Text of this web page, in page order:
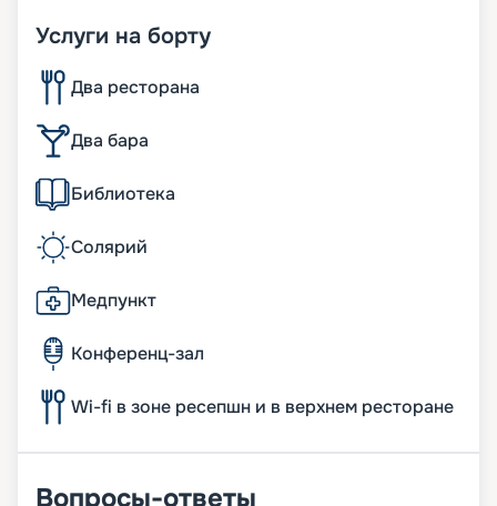
Услуги на борту
Два ресторана
Два бара
Библиотека
Солярий
Медпункт
Конференц-зал
Wi-fi в зоне ресепшн и в верхнем ресторане
Вопросы-ответы